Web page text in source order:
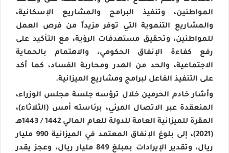
المواطنين، وتنفيذ البرامج والمشاريع الإسكانية،
والمشاريع التنموية التي توفر مزيداً من فرص العمل
للمواطنين، وتحقيق مستهدفات الرؤية، مع التأكيد على
رفع كفاءة الإنفاق الحكومي، والاهتمام بالحماية
الاجتماعية، والحد من الهدر ومحاربة الفساد، كما أكد
على التنفيذ الفاعل لبرامج ومشاريع الميزانية.
وأشار خادم الحرمين خلال ترؤسه جلسة مجلس الوزراء،
المنعقدة عبر الاتصال المرئي، برئاسته أمس (الثلاثاء)،
المقرة للميزانية العامة للدولة للعام المالي 1442 / 1443هـ
(2021)، إلى بلوغ الإنفاق المعتمد في الميزانية 990 مليار
ريال، وتقدير الإيرادات بمبلغ 849 مليار ريال، وعجز يقدر